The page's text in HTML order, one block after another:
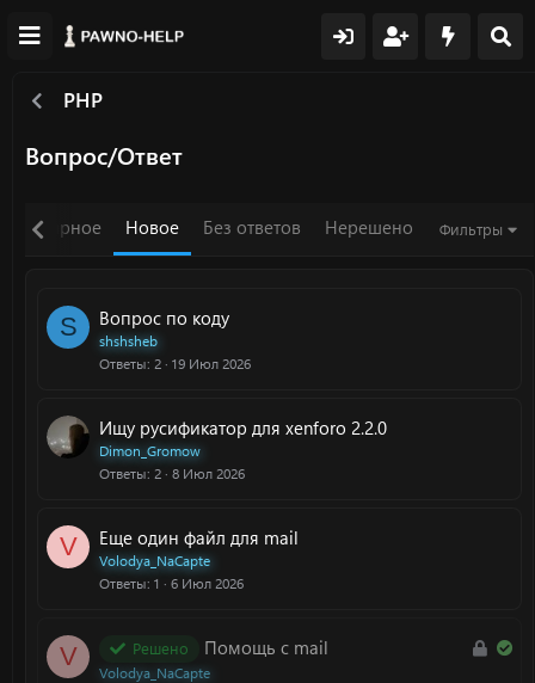
PHP
Вопрос/Ответ
Новое Без ответов Нерешено Фильтры
S Вопрос по коду
shshsheb
Ответы 2 19 Июл 2026
Ищу русификатор для xenforo 2.2.0
Dimon_Gromow
Ответы 2 8 Июл 2026
V Еще один файл для mail
Volodya_NaCapte
Ответы 1 6 Июл 2026
V
З
Р
Решено Помощь с mail
Volodya_NaCapte